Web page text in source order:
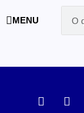
MENU